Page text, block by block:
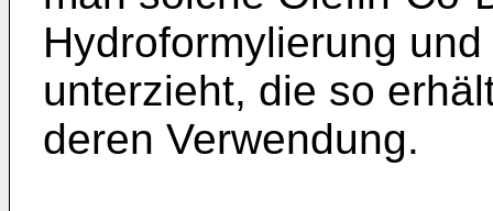
Hydroformylierung
unterzieht, die so
deren Verwendung.